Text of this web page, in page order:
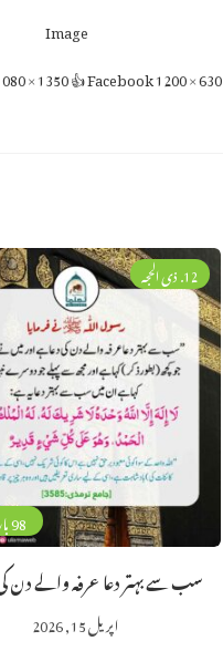
× 1350👍 Facebook1200 × 630
98 بار دیکھا گیا
12. ذی الحجہ
سب سے بہتر دعا عرفہ والے دن
اپریل 15, 2026